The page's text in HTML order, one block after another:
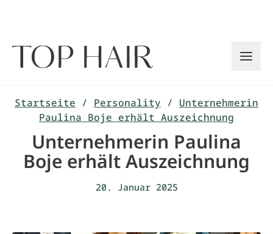
Startseite / Personality / Unternehmerin
Paulina Boje erhält Auszeichnung
Unternehmerin Paulina
Boje erhält Auszeichnung
20. Januar 2025